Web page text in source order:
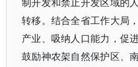
转移。结合全省工作大局
产业、吸纳人口能力，促
鼓励神农架自然保护区、